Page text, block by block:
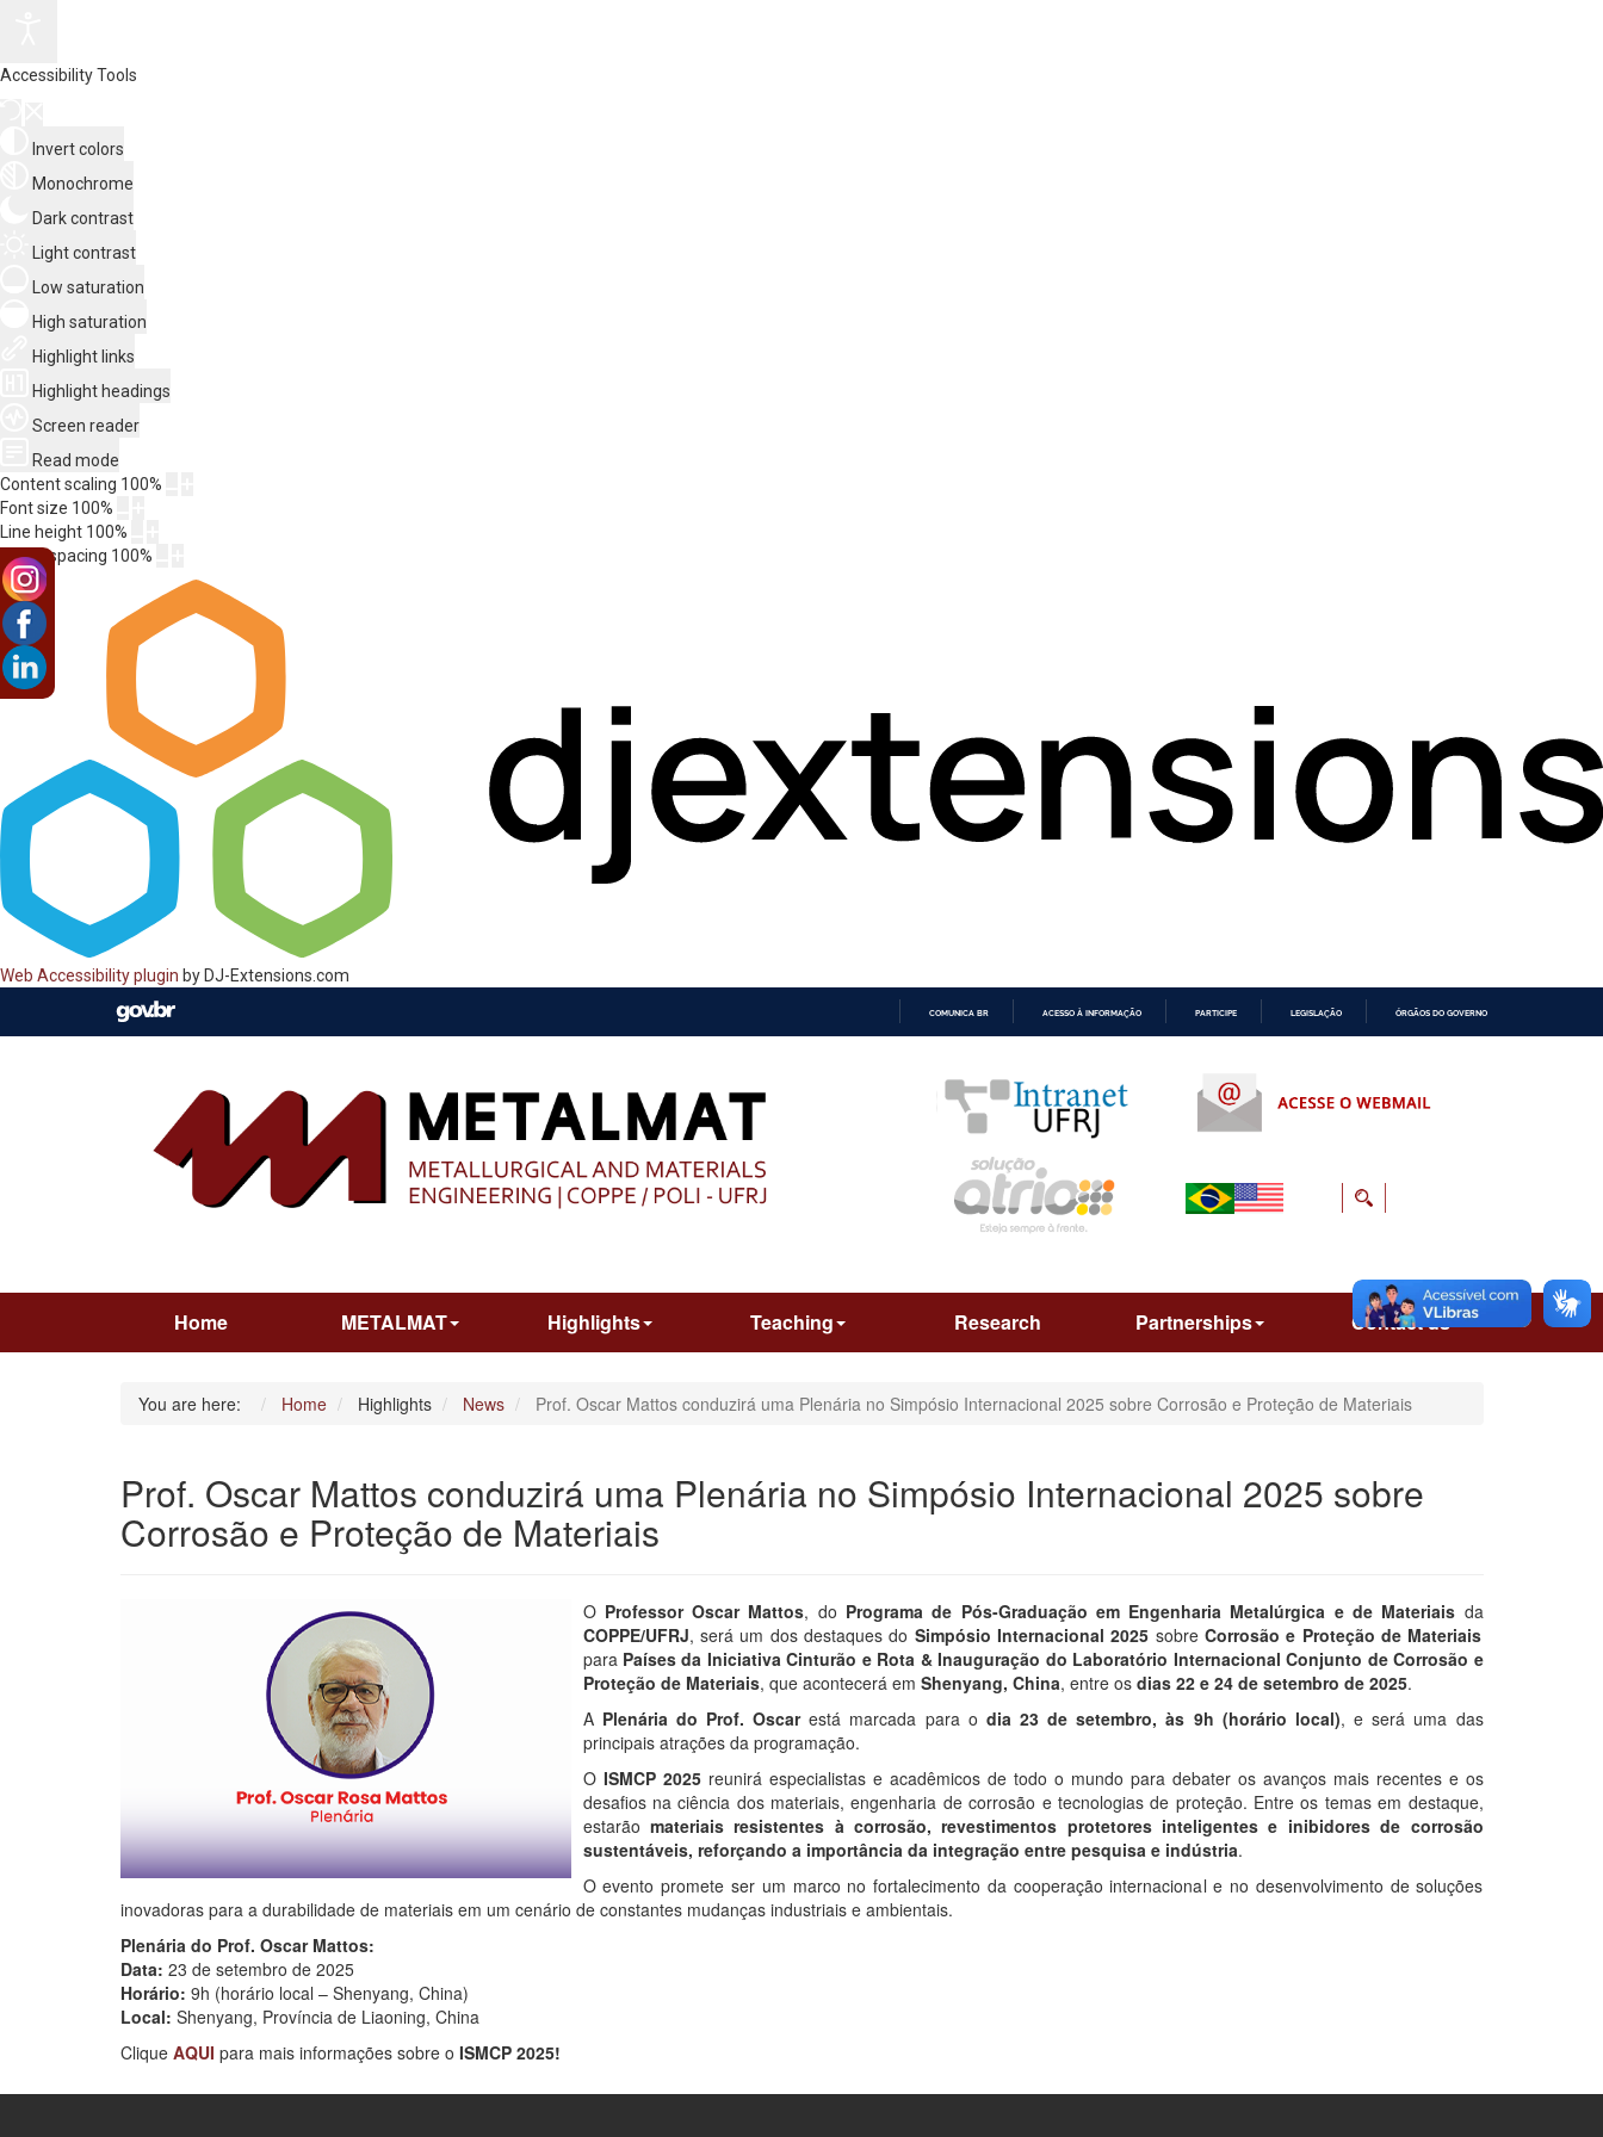
Accessibility Tools
Invert colors
Monochrome
Dark contrast
Light contrast
Low saturation
High saturation
Highlight links
Highlight headings
Screen reader
Read mode
Content scaling 100%
Font size 100%
Line height 100%
Letter spacing 100%
Web Accessibility plugin by DJ-Extensions.com
COMUNICA BR ACESSO À INFORMAÇÃO PARTICIPE LEGISLAÇÃO ÓRGÃOS DO GOVERNO
Home METALMAT Highlights Teaching Research Partnerships Contact us
You are here: Home Highlights News Prof. Oscar Mattos conduzirá uma Plenária no Simpósio Internacional 2025 sobre Corrosão e Proteção de Materiais
Prof. Oscar Mattos conduzirá uma Plenária no Simpósio Internacional 2025 sobre
Corrosão e Proteção de Materiais
O Professor Oscar Mattos, do Programa de Pós-Graduação em Engenharia Metalúrgica e de Materiais da
COPPE/UFRJ, será um dos destaques do Simpósio Internacional 2025 sobre Corrosão e Proteção de Materiais
para Países da Iniciativa Cinturão e Rota & Inauguração do Laboratório Internacional Conjunto de Corrosão e
Proteção de Materiais, que acontecerá em Shenyang, China, entre os dias 22 e 24 de setembro de 2025.
A Plenária do Prof. Oscarestá marcada para o dia 23 de setembro, às 9h (horário local), e será uma das
principais atrações da programação.
O ISMCP 2025reunirá especialistas e acadêmicos de todo o mundo para debater os avanços mais recentes e os
desafios na ciência dos materiais, engenharia de corrosão e tecnologias de proteção. Entre os temas em destaque,
estarão materiais resistentes à corrosão, revestimentos protetores inteligentes e inibidores de corrosão
sustentáveis, reforçando a importância da integração entre pesquisa e indústria.
O evento promete ser um marco no fortalecimento da cooperação internacional e no desenvolvimento de soluções
inovadoras para a durabilidade de materiais em um cenário de constantes mudanças industriais e ambientais.
Plenária do Prof. Oscar Mattos:
Data: 23 de setembro de 2025
Horário: 9h (horário local – Shenyang, China)
Local: Shenyang, Província de Liaoning, China
Clique AQUI para mais informações sobre o ISMCP 2025!